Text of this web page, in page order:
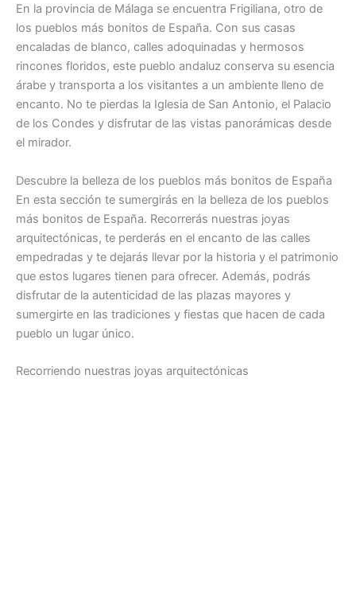
En la provincia de Málaga se encuentra Frigiliana, otro de
los pueblos más bonitos de España. Con sus casas
encaladas de blanco, calles adoquinadas y hermosos
rincones floridos, este pueblo andaluz conserva su esencia
árabe y transporta a los visitantes a un ambiente lleno de
encanto. No te pierdas la Iglesia de San Antonio, el Palacio
de los Condes y disfrutar de las vistas panorámicas desde
el mirador.
Descubre la belleza de los pueblos más bonitos de España
En esta sección te sumergirás en la belleza de los pueblos
más bonitos de España. Recorrerás nuestras joyas
arquitectónicas, te perderás en el encanto de las calles
empedradas y te dejarás llevar por la historia y el patrimonio
que estos lugares tienen para ofrecer. Además, podrás
disfrutar de la autenticidad de las plazas mayores y
sumergirte en las tradiciones y fiestas que hacen de cada
pueblo un lugar único.
Recorriendo nuestras joyas arquitectónicas